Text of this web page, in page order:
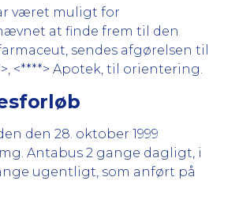
været muligt for
at finde frem til den
sendes afgørelsen til
<****> Apotek, til orientering.
den 28. oktober 1999
Antabus 2 gange dagligt, i
ugentligt, som anført på